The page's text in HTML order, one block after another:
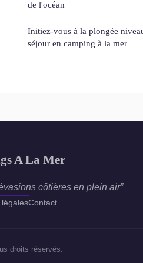
de l'océan
Initiez-vous à la plongée
séjour en camping à la mer
A La Mer
côtières en plein air”
Contact
droits réservés.